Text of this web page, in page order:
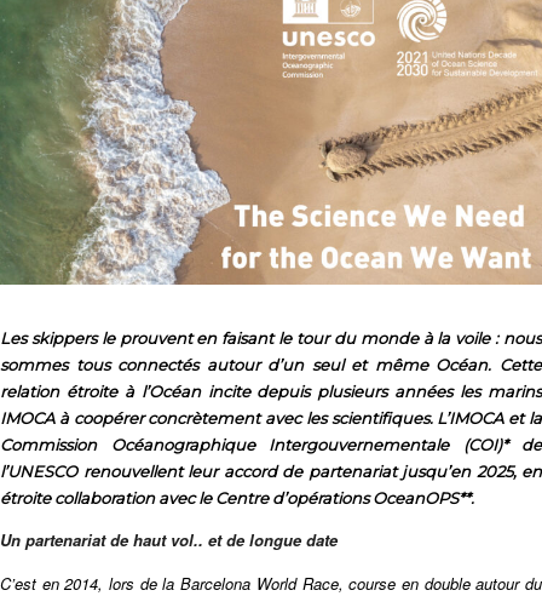
Les skippers le prouvent en faisant le tour du monde à la voile : nous
sommes tous connectés autour d’un seul et même Océan. Cette
relation étroite à l’Océan incite depuis plusieurs années les marins
IMOCA à coopérer concrètement avec les scientifiques. L’IMOCA et la
Commission Océanographique Intergouvernementale (COI)* de
l’UNESCO renouvellent leur accord de partenariat jusqu’en 2025, en
étroite collaboration avec le Centre d’opérations OceanOPS**.
Un partenariat de haut vol.. et de longue date
C’est en 2014, lors de la Barcelona World Race, course en double autour du